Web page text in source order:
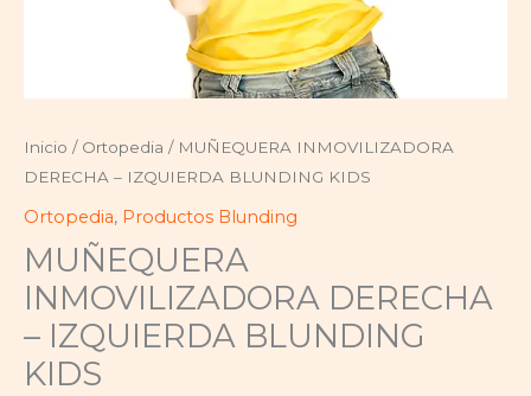
Inicio / Ortopedia / MUÑEQUERA INMOVILIZADORA
DERECHA – IZQUIERDA BLUNDING KIDS
Ortopedia, Productos Blunding
MUÑEQUERA
INMOVILIZADORA DERECHA
– IZQUIERDA BLUNDING
KIDS